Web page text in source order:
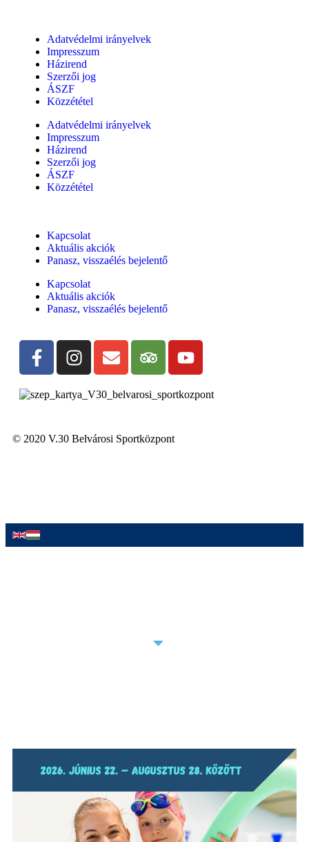
Adatvédelmi irányelvek
Impresszum
Házirend
Szerzői jog
ÁSZF
Közzététel
Adatvédelmi irányelvek
Impresszum
Házirend
Szerzői jog
ÁSZF
Közzététel
Kapcsolat
Aktuális akciók
Panasz, visszaélés bejelentő
Kapcsolat
Aktuális akciók
Panasz, visszaélés bejelentő
© 2020 V.30 Belvárosi Sportközpont